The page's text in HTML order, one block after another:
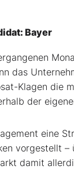
Bayer
das
Klagen die
der
eine
vorgestellt –
damit